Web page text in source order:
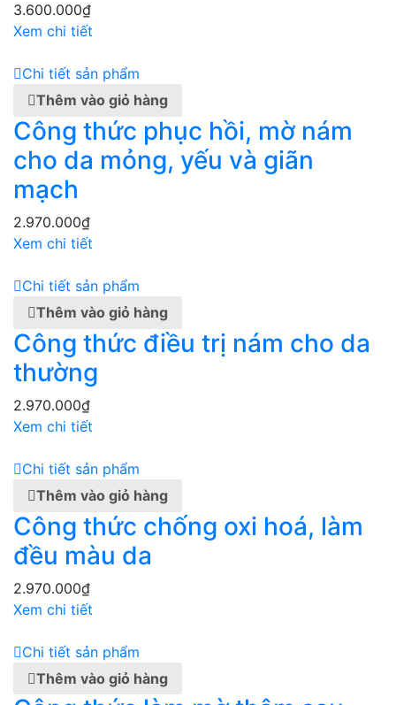
3.600.000₫
Xem chi tiết
Chi tiết sản phẩm
Thêm vào giỏ hàng
Công thức phục hồi, mờ nám
cho da mỏng, yếu và giãn
mạch
2.970.000₫
Xem chi tiết
Chi tiết sản phẩm
Thêm vào giỏ hàng
Công thức điều trị nám cho da
thường
2.970.000₫
Xem chi tiết
Chi tiết sản phẩm
Thêm vào giỏ hàng
Công thức chống oxi hoá, làm
đều màu da
2.970.000₫
Xem chi tiết
Chi tiết sản phẩm
Thêm vào giỏ hàng